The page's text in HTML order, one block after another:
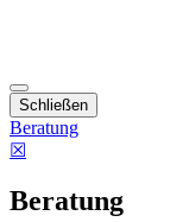
Schließen
Beratung
☒
Beratung